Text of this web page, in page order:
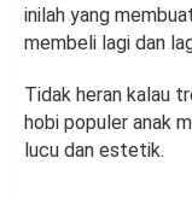
inilah yang
membeli lagi dan
Tidak heran kalau
hobi populer anak
lucu dan estetik.